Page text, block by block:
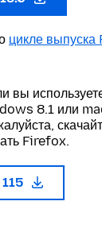
цикле выпуска
вы
8.1 или
Firefox.